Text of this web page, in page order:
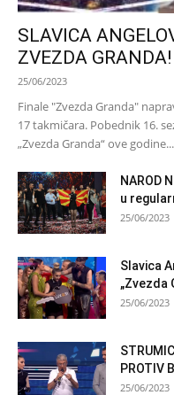
SLAVICA
ZVEZDA
25/06/2023
Finale "Zvezda Granda"
17 takmičara. Pobednik 16.
„Zvezda Granda“ ove godine...
NAROD
u
25/06/2023
Slavica
„Zvezda
25/06/2023
PROTIV
25/06/2023